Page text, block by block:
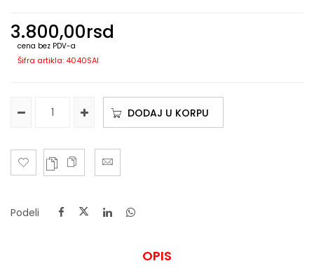
3.800,00rsd
cena bez PDV-a
Šifra artikla: 4040SAI
DODAJ U KORPU
Podeli
OPIS